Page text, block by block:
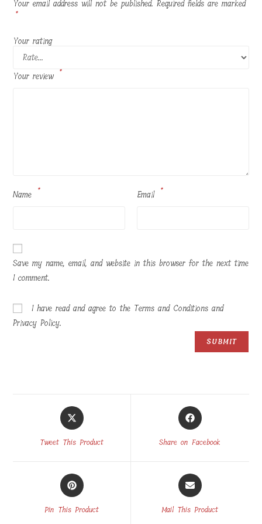
Your email address will not be published. Required fields are marked
*
Your rating
Your review *
Name * Email *
Save my name, email, and website in this browser for the next time
I comment.
I have read and agree to the Terms and Conditions and
Privacy Policy.
Opens
in
a
new
Tweet This Product
Opens
in
new
Share on Facebook
Opens
in
a
new
Pin This Product
Opens
in
a
new
Mail This Product